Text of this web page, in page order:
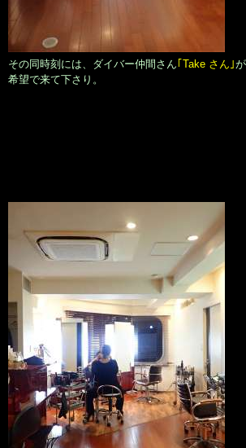
その同時刻には、ダイバー仲間さん｢Take さん｣
希望で来て下さり。